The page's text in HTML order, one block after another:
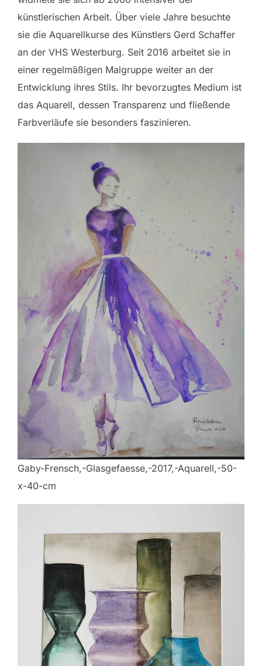
künstlerischen Arbeit. Über viele Jahre besuchte
sie die Aquarellkurse des Künstlers Gerd Schaffer
an der VHS Westerburg. Seit 2016 arbeitet sie in
einer regelmäßigen Malgruppe weiter an der
Entwicklung ihres Stils. Ihr bevorzugtes Medium ist
das Aquarell, dessen Transparenz und fließende
Farbverläufe sie besonders faszinieren.
Gaby-Frensch,-Glasgefaesse,-2017,-Aquarell,-50-
x-40-cm